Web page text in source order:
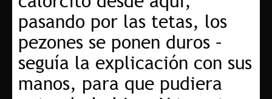
pasando por las tetas, los
pezones se ponen duros –
seguía la explicación con sus
manos, para que pudiera